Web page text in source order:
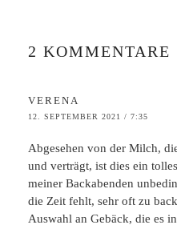
2 KOMMENTARE
VERENA
12. SEPTEMBER 2021 / 7:35
Abgesehen von der Milch,
und verträgt, ist dies ein
meiner Backabenden
die Zeit fehlt, sehr oft zu
Auswahl an Gebäck, die es